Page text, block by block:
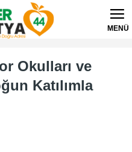
MENÜ
Okulları ve
Katılımla